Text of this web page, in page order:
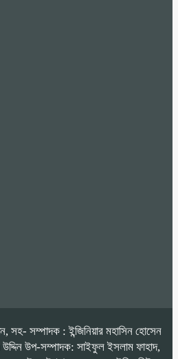
সহ- সম্পাদক : ইন্জিনিয়ার মহাসিন হোসেন
উদ্দিন উপ-সম্পাদক: সাইফুল ইসলাম ফাহাদ,